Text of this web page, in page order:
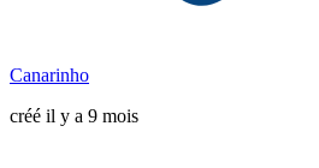
Canarinho
créé il y a 9 mois